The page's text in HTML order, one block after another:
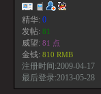
精华: 0
发帖: 81
威望: 81 点
金钱: 810 RMB
注册时间:2009-04-17
最后登录:2013-05-28